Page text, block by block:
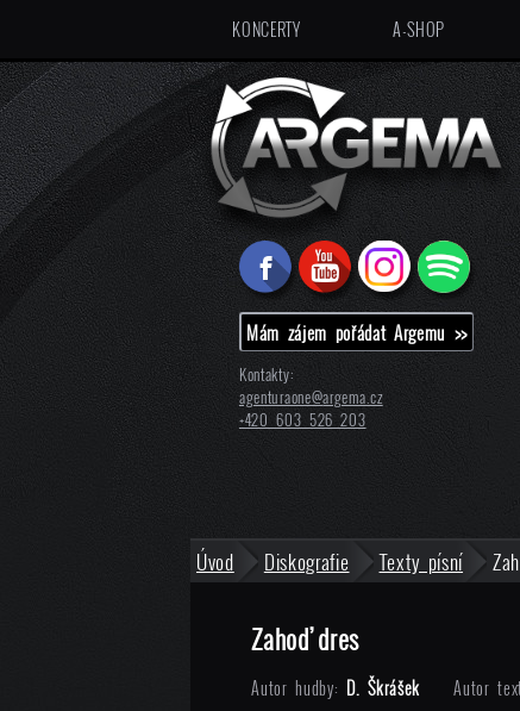
KONCERTY A-SHOP
Mám zájem pořádat Argemu >>
Kontakty:
agenturaone@argema.cz
+420 603 526 203
Úvod Diskografie Texty písní
Zahoď dres
Autor hudby: D. Škrášek Autor